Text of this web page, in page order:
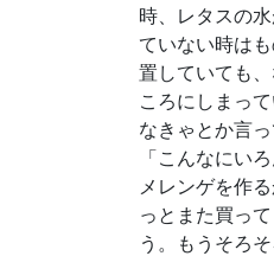
時、レタスの
ていない時は
置していても
ころにしまっ
なきゃとか言
「こんなにい
メレンゲを作
っとまた買っ
う。もうそろ